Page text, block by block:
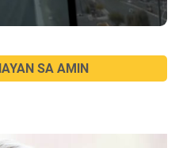
SA AMIN